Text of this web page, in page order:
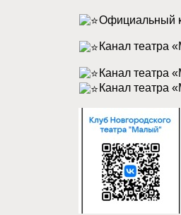
Официальный
Канал театра
Канал театра
Канал театра